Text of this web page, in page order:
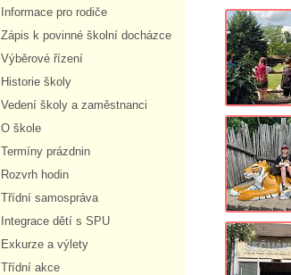
Informace pro rodiče
Zápis k povinné školní docházce
Výběrové řízení
Historie školy
Vedení školy a zaměstnanci
O škole
Termíny prázdnin
Rozvrh hodin
Třídní samospráva
Integrace dětí s SPU
Exkurze a výlety
Třídní akce